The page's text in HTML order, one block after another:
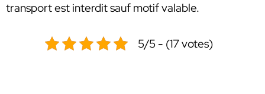
transport est interdit sauf motif valable.
5/5 - (17 votes)